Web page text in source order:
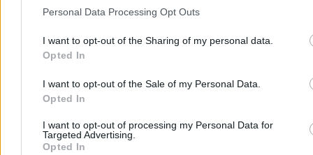
Personal Data Processing Opt Outs
I want to opt-out of the Sharing of my personal data.
Opted In
I want to opt-out of the Sale of my Personal Data.
Opted In
I want to opt-out of processing my Personal Data for
Targeted Advertising.
Opted In
Śmierć Polaka po interwencji niemieckiej policji.
Niemiecka prokuratura prowadzi śledztwo w sprawie śmierci 37-
letniego Polaka, do której doszło po dramatycznej interwencji policji
Śledczy sprawdzają, czy do tragedii przyczyniło się
unieruchomienie go na brzuchu.